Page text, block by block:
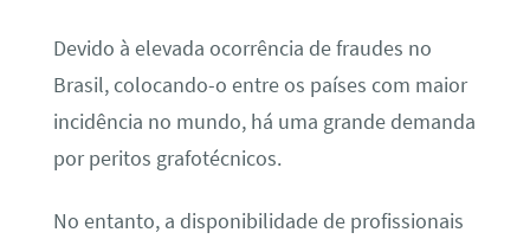
Devido à elevada ocorrência de fraudes no
Brasil, colocando-o entre os países com maior
incidência no mundo, há uma grande demanda
por peritos grafotécnicos.
No entanto, a disponibilidade de profissionais